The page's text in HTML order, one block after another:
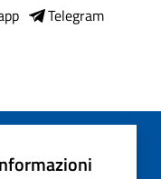
Telegram